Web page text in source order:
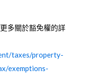
多關於豁免權的詳
taxes/property-
exemptions-